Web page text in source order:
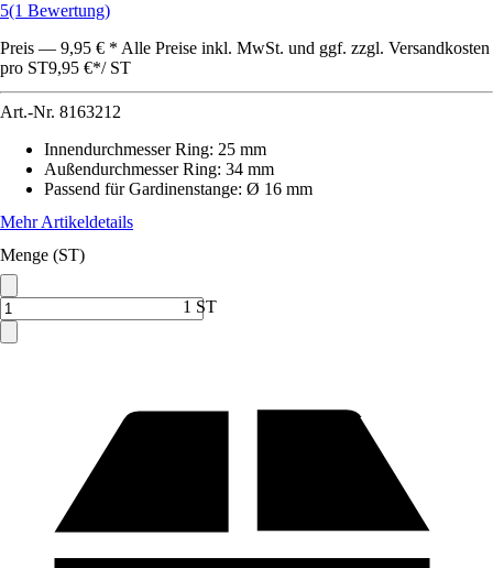
5(1 Bewertung)
Preis — 9,95 € * Alle Preise inkl. MwSt. und ggf. zzgl. Versandkosten
pro ST9,95 €*/ ST
Art.-Nr. 8163212
Innendurchmesser Ring: 25 mm
Außendurchmesser Ring: 34 mm
Passend für Gardinenstange: Ø 16 mm
Mehr Artikeldetails
Menge (ST)
1 ST